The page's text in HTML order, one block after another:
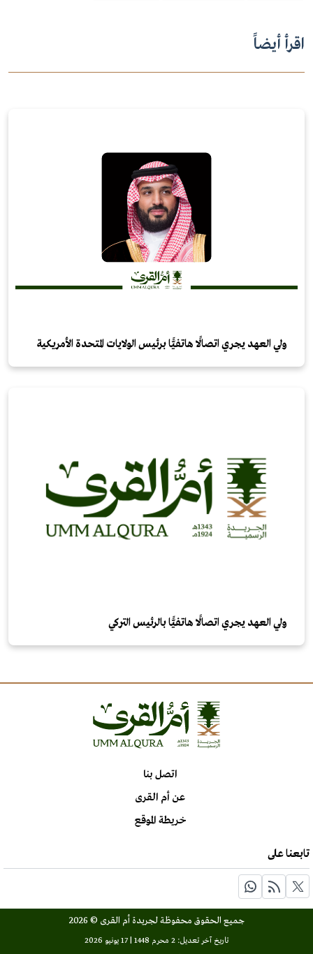
اقرأ أيضاً
ولي العهد يجري اتصالًا هاتفيًّا برئيس الولايات المتحدة الأمريكية
ولي العهد يجري اتصالًا هاتفيًّا بالرئيس التركي
اتصل بنا
عن أم القرى
خريطة الموقع
تابعنا على
جميع الحقوق محفوظة لجريدة أم القرى © 2026
تاريخ آخر تعديل: 2 محرم 1448 | 17 يونيو 2026